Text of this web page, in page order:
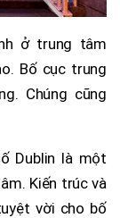
ở trung tâm
Bố cục trung
Chúng cũng
Dublin là một
Kiến trúc và
vời cho bố